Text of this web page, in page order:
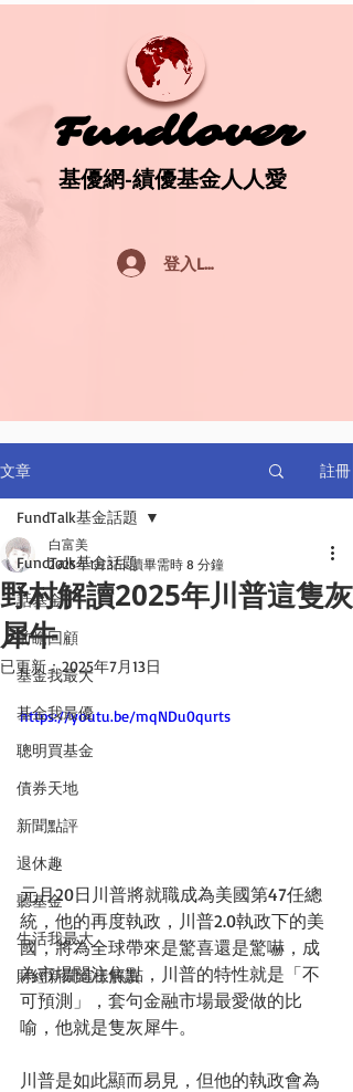
Fundlover
Fundlover
基優網-績優基金人人愛
基優網-績優基金人人愛
登入Log In
文章 註冊
FundTalk基金話題
話基金
前瞻回顧
基金我最大
基金我最優
聰明買基金
債券天地
新聞點評
退休趣
聽基金
生活我最大
財經新聞這樣解讀
FundTalk基金話題
野村解讀2025年川普這隻灰
犀牛
白富美
2025年1月3日 讀畢需時 8 分鐘
已更新：2025年7月13日
https://youtu.be/mqNDu0qurts
元月20日川普將就職成為美國第47任總
統，他的再度執政，川普2.0執政下的美
國，將為全球帶來是驚喜還是驚嚇，成
為市場關注焦點，川普的特性就是「不
可預測」，套句金融市場最愛做的比
喻，他就是隻灰犀牛。
川普是如此顯而易見，但他的執政會為